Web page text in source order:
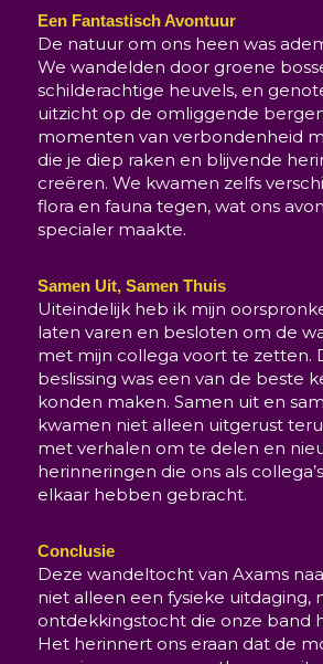
Een Fantastisch Avontuur
De natuur om ons heen was
We wandelden door groene
schilderachtige heuvels, en
uitzicht op de omliggende
momenten van verbondenheid
die je diep raken en blijvende
creëren. We kwamen zelfs
flora en fauna tegen, wat ons
specialer maakte.
Samen Uit, Samen Thuis
Uiteindelijk heb ik mijn
laten varen en besloten om de
met mijn collega voort te zetten.
beslissing was een van de beste
konden maken. Samen uit en
kwamen niet alleen uitgerust
met verhalen om te delen en
herinneringen die ons als
elkaar hebben gebracht.
Conclusie
Deze wandeltocht van Axams
niet alleen een fysieke uitdaging,
ontdekkingstocht die onze band
Het herinnert ons eraan dat de